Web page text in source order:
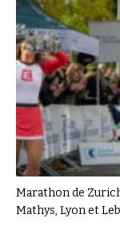
Marathon de
Mathys, Lyon et